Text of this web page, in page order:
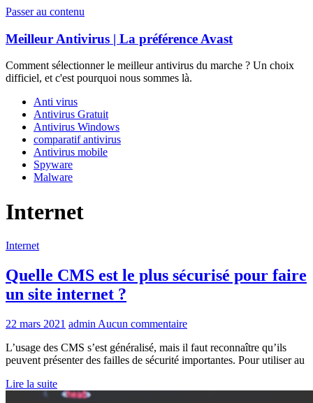
Passer au contenu
Meilleur Antivirus | La préférence Avast
Comment sélectionner le meilleur antivirus du marche ? Un choix
difficiel, et c'est pourquoi nous sommes là.
Anti virus
Antivirus Gratuit
Antivirus Windows
comparatif antivirus
Antivirus mobile
Spyware
Malware
Internet
Internet
Quelle CMS est le plus sécurisé pour faire
un site internet ?
22 mars 2021 admin Aucun commentaire
L’usage des CMS s’est généralisé, mais il faut reconnaître qu’ils
peuvent présenter des failles de sécurité importantes. Pour utiliser au
Lire la suite